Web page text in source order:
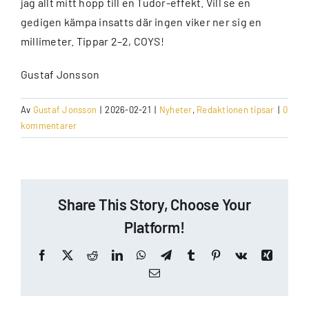
gedigen kämpa insatts där ingen viker ner sig en
millimeter. Tippar 2–2, COYS!
Gustaf Jonsson
Av Gustaf Jonsson | 2026-02-21 | Nyheter, Redaktionen tipsar | 0
kommentarer
Share This Story, Choose Your
Platform!
Facebook
X RedditLinkedInWhatsApp
TelegramTumblr Pinterest
Vk
Xing
E-